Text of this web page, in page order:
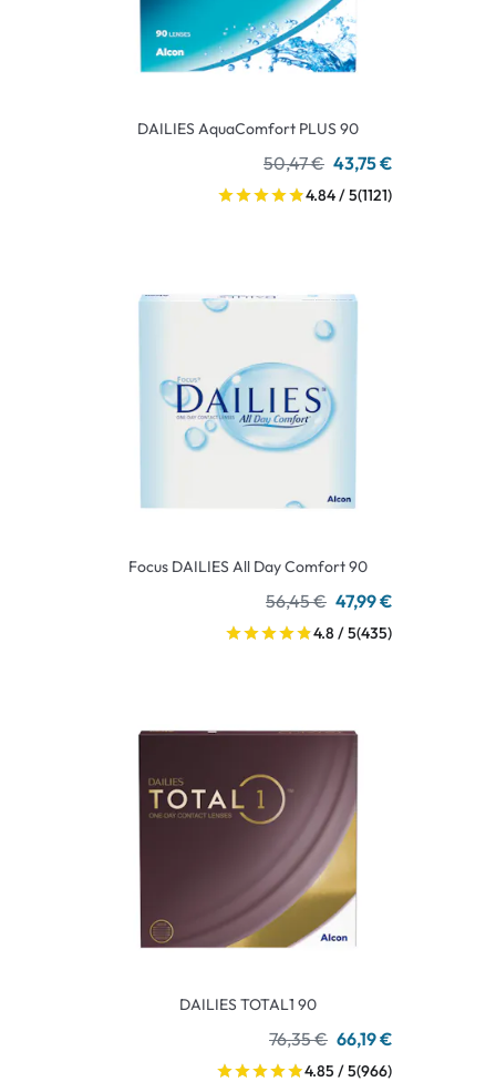
DAILIES AquaComfort PLUS 90
50,47 € 43,75 €
4.84 / 5(1121)
Focus DAILIES All Day Comfort 90
56,45 € 47,99 €
4.8 / 5(435)
DAILIES TOTAL1 90
76,35 € 66,19 €
4.85 / 5(966)